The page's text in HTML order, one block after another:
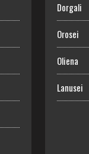
Dorgali
Orosei
Oliena
Lanusei